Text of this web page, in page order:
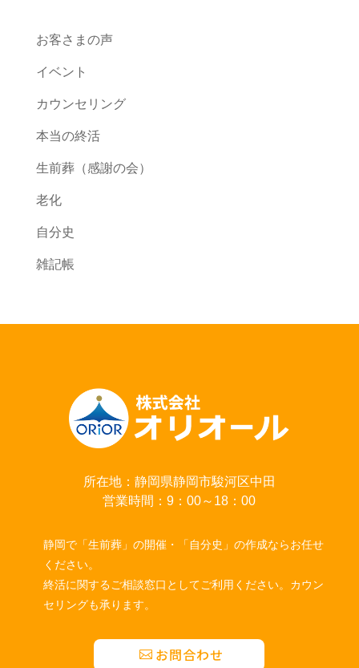
お客さまの声
イベント
カウンセリング
本当の終活
生前葬（感謝の会）
老化
自分史
雑記帳
所在地：静岡県静岡市駿河区中田
営業時間：9：00～18：00
静岡で「生前葬」の開催・「自分史」の作成ならお任せ
ください。
終活に関するご相談窓口としてご利用ください。カウン
セリングも承ります。
お問合わせ